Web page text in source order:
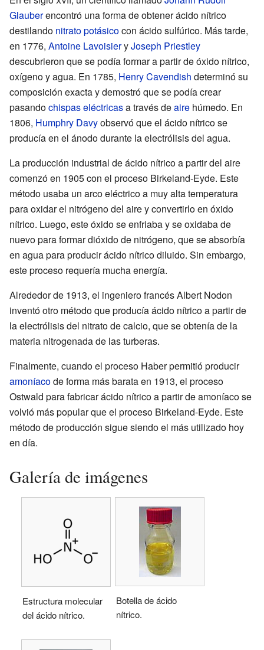
Glauberencontró una forma de obtener ácido nítrico
destilando nitrato potásicocon ácido sulfúrico. Más tarde,
en 1776, Antoine LavoisieryJoseph Priestley
descubrieron que se podía formar a partir de óxido nítrico,
oxígeno y agua. En 1785, Henry Cavendish determinó su
composición exacta y demostró que se podía crear
pasandochispas eléctricasa través deaire húmedo. En
1806, Humphry Davyobservó que el ácido nítrico se
producía en el ánodo durante la electrólisis del agua.
La producción industrial de ácido nítrico a partir del aire
comenzó en 1905 con el proceso Birkeland-Eyde. Este
método usaba un arco eléctrico a muy alta temperatura
para oxidar el nitrógeno del aire y convertirlo en óxido
nítrico. Luego, este óxido se enfriaba y se oxidaba de
nuevo para formar dióxido de nitrógeno, que se absorbía
en agua para producir ácido nítrico diluido. Sin embargo,
este proceso requería mucha energía.
Alrededor de 1913, el ingeniero francés Albert Nodon
inventó otro método que producía ácido nítrico a partir de
la electrólisis del nitrato de calcio, que se obtenía de la
materia nitrogenada de las turberas.
Finalmente, cuando el proceso Haber permitió producir
amoníacode forma más barata en 1913, el proceso
Ostwald para fabricar ácido nítrico a partir de amoníaco se
volvió más popular que el proceso Birkeland-Eyde. Este
método de producción sigue siendo el más utilizado hoy
en día.
Galería de imágenes
Estructura molecular
del ácido nítrico.
Botella de ácido
nítrico.